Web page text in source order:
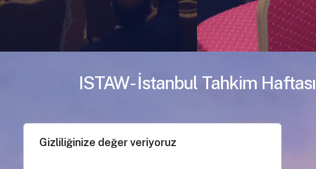
Gizliliğinize değer veriyoruz
ISTAW- İstanbul Tahkim Haftası